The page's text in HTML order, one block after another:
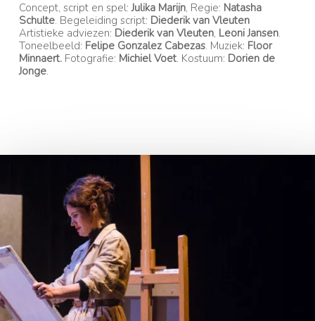
Concept, script en spel: Julika Marijn, Regie: Natasha
Schulte. Begeleiding script: Diederik van Vleuten
Artistieke adviezen: Diederik van Vleuten, Leoni Jansen.
Toneelbeeld: Felipe Gonzalez Cabezas. Muziek: Floor
Minnaert. Fotografie: Michiel Voet. Kostuum: Dorien de
Jonge.